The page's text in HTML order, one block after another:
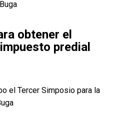
obtener el
predial